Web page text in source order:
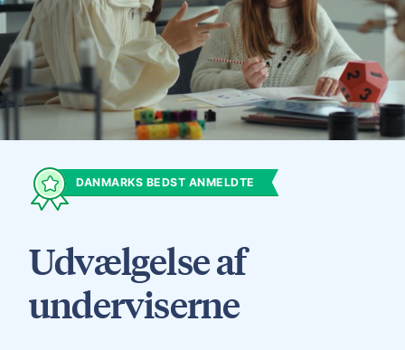
Undervisere
DANMARKS BEDST ANMELDTE
Udvælgelse af
underviserne